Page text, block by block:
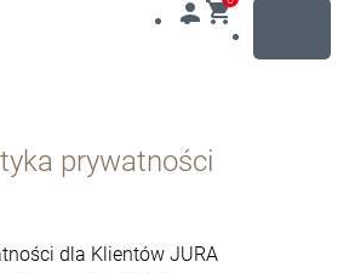
prywatności
dla Klientów JURA